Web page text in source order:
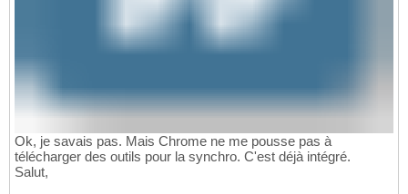
Ok, je savais pas. Mais Chrome ne me pousse pas à
télécharger des outils pour la synchro. C'est déjà intégré.
Salut,